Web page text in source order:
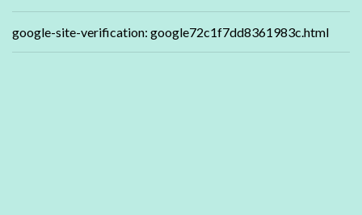
google-site-verification: google72c1f7dd8361983c.html